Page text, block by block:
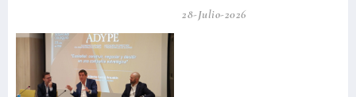
28-Julio-2026